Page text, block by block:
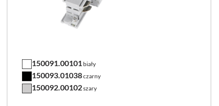
150091.00101 biały
150093.01038czarny
150092.00102szary